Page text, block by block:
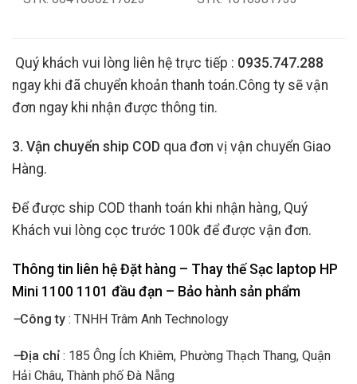
Quý khách vui lòng liên hệ trực tiếp : 0935.747.288
ngay khi đã chuyển khoản thanh toán.Công ty sẽ vận
đơn ngay khi nhận được thông tin.
3. Vận chuyển ship COD qua đơn vị vận chuyển Giao
Hàng.
Để được ship COD thanh toán khi nhận hàng, Quý
Khách vui lòng cọc trước 100k để được vận đơn.
Thông tin liên hệ Đặt hàng – Thay thế Sạc laptop HP
Mini 1100 1101 đầu đạn – Bảo hành sản phẩm
–Công ty : TNHH Trâm Anh Technology
–Địa chỉ : 185 Ông Ích Khiêm, Phường Thạch Thang, Quận
Hải Châu, Thành phố Đà Nẵng